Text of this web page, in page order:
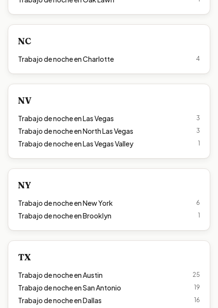
NC
Trabajo de noche enCharlotte 4
NV
Trabajo de noche enLas Vegas 3
Trabajo de noche enNorth Las Vegas 3
Trabajo de noche enLas Vegas Valley 1
NY
Trabajo de noche enNew York 6
Trabajo de noche enBrooklyn 1
TX
Trabajo de noche enAustin 25
Trabajo de noche enSan Antonio 19
Trabajo de noche enDallas 16